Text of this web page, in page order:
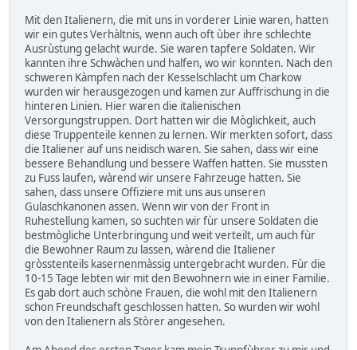
Mit den Italienern, die mit uns in vorderer Linie waren, hatten
wir ein gutes Verhàltnis, wenn auch oft ùber ihre schlechte
Ausrùstung gelacht wurde. Sie waren tapfere Soldaten. Wir
kannten ihre Schwàchen und halfen, wo wir konnten. Nach den
schweren Kàmpfen nach der Kesselschlacht um Charkow
wurden wir herausgezogen und kamen zur Auffrischung in die
hinteren Linien. Hier waren die italienischen
Versorgungstruppen. Dort hatten wir die Mòglichkeit, auch
diese Truppenteile kennen zu lernen. Wir merkten sofort, dass
die Italiener auf uns neidisch waren. Sie sahen, dass wir eine
bessere Behandlung und bessere Waffen hatten. Sie mussten
zu Fuss laufen, wàrend wir unsere Fahrzeuge hatten. Sie
sahen, dass unsere Offiziere mit uns aus unseren
Gulaschkanonen assen. Wenn wir von der Front in
Ruhestellung kamen, so suchten wir fùr unsere Soldaten die
bestmògliche Unterbringung und weit verteilt, um auch fùr
die Bewohner Raum zu lassen, wàrend die Italiener
gròsstenteils kasernenmàssig untergebracht wurden. Fùr die
10-15 Tage lebten wir mit den Bewohnern wie in einer Familie.
Es gab dort auch schòne Frauen, die wohl mit den Italienern
schon Freundschaft geschlossen hatten. So wurden wir wohl
von den Italienern als Stòrer angesehen.